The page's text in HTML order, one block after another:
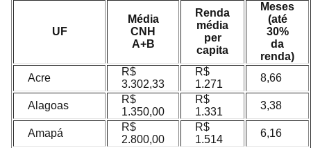
UF
Média
CNH
A+B
Renda
média
per
capita
Meses
(até
30%
da
renda)
Acre
R$
3.302,33
R$
1.271
8,66
Alagoas
R$
1.350,00
R$
1.331
3,38
Amapá
R$
2.800,00
R$
1.514
6,16